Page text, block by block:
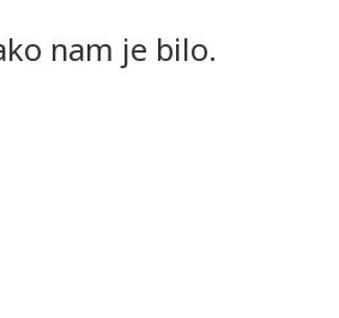
nam je bilo.